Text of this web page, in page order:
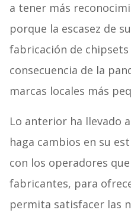
a tener más
porque la escasez de
fabricación de chipsets
consecuencia de la
marcas locales más
Lo anterior ha llevado
haga cambios en su
con los operadores
fabricantes, para
permita satisfacer las